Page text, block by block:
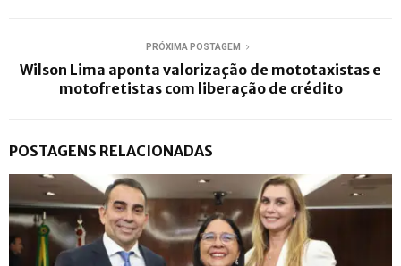
PRÓXIMA POSTAGEM
Wilson Lima aponta valorização de mototaxistas e
motofretistas com liberação de crédito
POSTAGENS RELACIONADAS